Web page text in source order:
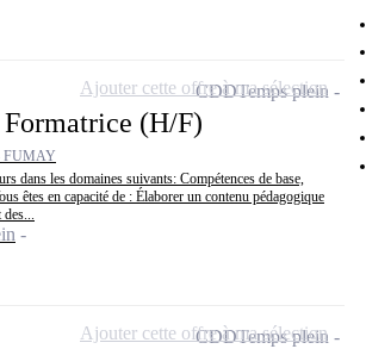
(H/F)
FUMAY
dans les domaines suivants: Compétences de base,
êtes en capacité de : Élaborer un contenu pédagogique
des...
CDDTemps plein
Ajouter cette offre à ma sélection
CDDTemps plein
Ajouter cette offre à ma sélection